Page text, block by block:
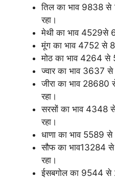
तिल का भाव 9838 से
रहा।
मेथी का भाव 4529से
मूंग का भाव 4752 से
मोठ का भाव 4264 से
ज्वार का भाव 3637
जीरा का भाव
रहा।
सरसों का भाव 4348
रहा।
धाणा का भाव 5589 से
सौफ का भाव13284
रहा।
ईसबगोल का 9544 से